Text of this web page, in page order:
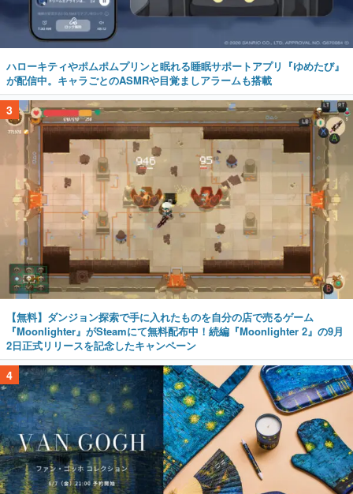
ハローキティやポムポムプリンと眠れる睡眠サポートアプリ『ゆめたび』
が配信中。キャラごとのASMRや目覚ましアラームも搭載
3
【無料】ダンジョン探索で手に入れたものを自分の店で売るゲーム
『Moonlighter』がSteamにて無料配布中！続編『Moonlighter 2』の9月
2日正式リリースを記念したキャンペーン
4